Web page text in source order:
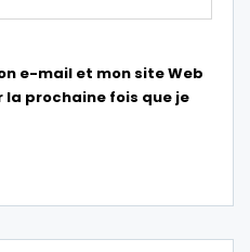
e-mail et mon site Web
prochaine fois que je